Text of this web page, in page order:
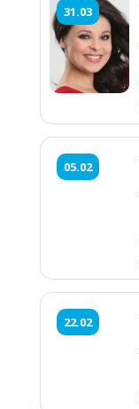
31.03
05.02
22.02